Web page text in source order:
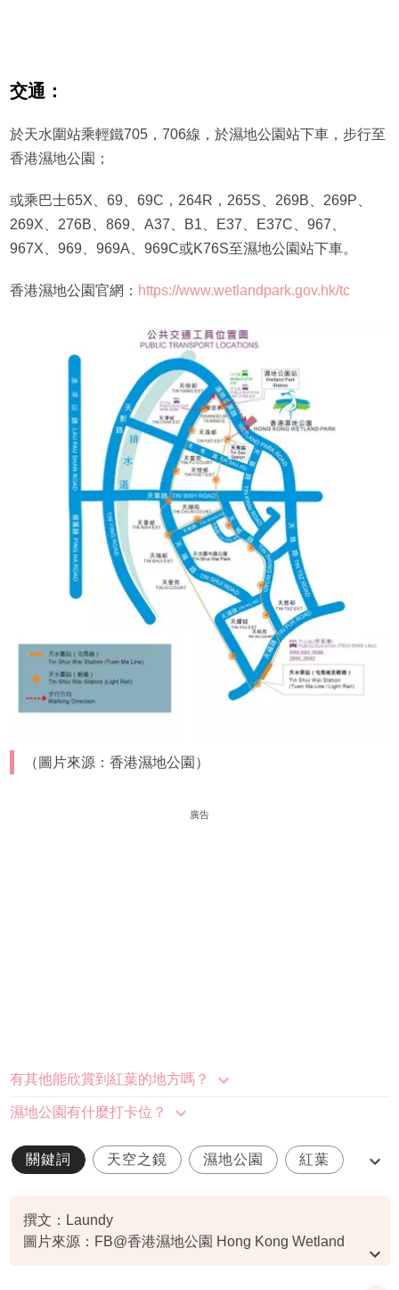
交通：
於天水圍站乘輕鐵705，706線，於濕地公園站下車，步行至
香港濕地公園；
或乘巴士65X、69、69C，264R，265S、269B、269P、
269X、276B、869、A37、B1、E37、E37C、967、
967X、969、969A、969C或K76S至濕地公園站下車。
香港濕地公園官網： https://www.wetlandpark.gov.hk/tc
（圖片來源：香港濕地公園）
廣告
有其他能欣賞到紅葉的地方嗎？
濕地公園有什麼打卡位？
關鍵詞 天空之鏡 濕地公園 紅葉
撰文：Laundy
圖片來源：FB@香港濕地公園 Hong Kong Wetland